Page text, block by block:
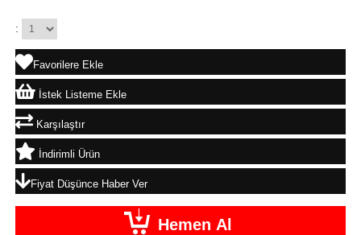
:
Favorilere Ekle
İstek Listeme Ekle
Karşılaştır
İndirimli Ürün
Fiyat Düşünce Haber Ver